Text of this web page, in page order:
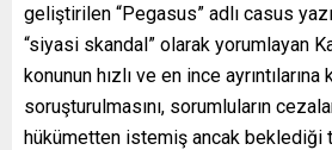
geliştirilen “Pegasus” adlı casus
“siyasi skandal” olarak yorumlayan
konunun hızlı ve en ince ayrıntılarına
soruşturulmasını, sorumluların
hükümetten istemiş ancak beklediği